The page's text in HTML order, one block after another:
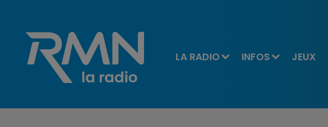
LA RADIO INFOS JEUX